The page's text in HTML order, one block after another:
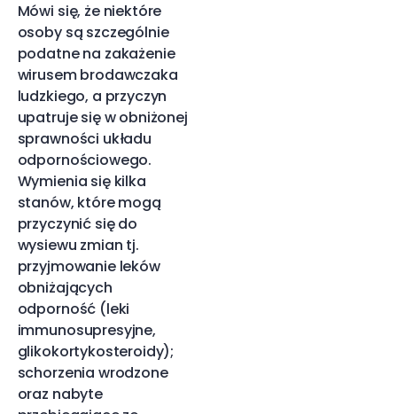
Mówi się, że niektóre
osoby są szczególnie
podatne na zakażenie
wirusem brodawczaka
ludzkiego, a przyczyn
upatruje się w obniżonej
sprawności układu
odpornościowego.
Wymienia się kilka
stanów, które mogą
przyczynić się do
wysiewu zmian tj.
przyjmowanie leków
obniżających
odporność (leki
immunosupresyjne,
glikokortykosteroidy);
schorzenia wrodzone
oraz nabyte